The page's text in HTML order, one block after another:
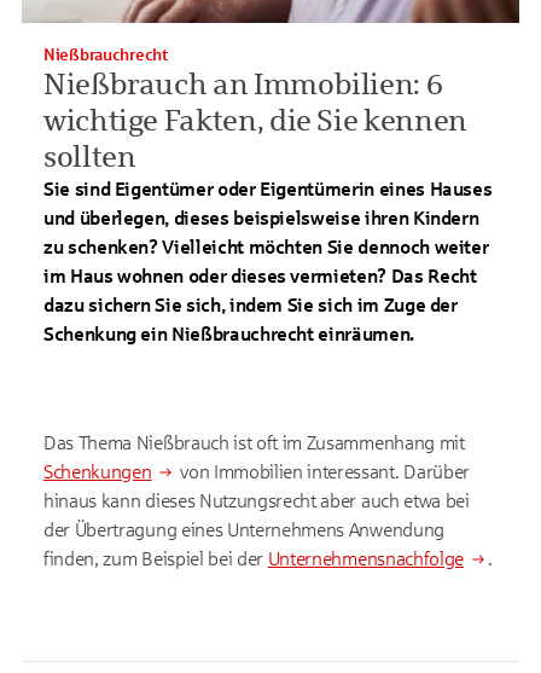
Nießbrauch an Immobilien: 6
wichtige Fakten, die Sie kennen
sollten
Nießbrauchrecht
Sie sind Eigentümer oder Eigentümerin eines Hauses
und überlegen, dieses beispielsweise ihren Kindern
zu schenken? Vielleicht möchten Sie dennoch weiter
im Haus wohnen oder dieses vermieten? Das Recht
dazu sichern Sie sich, indem Sie sich im Zuge der
Schenkung ein Nießbrauchrecht einräumen.
Das Thema Nießbrauch ist oft im Zusammenhang mit
Schenkungen
von Immobilien interessant. Darüber
hinaus kann dieses Nutzungsrecht aber auch etwa bei
der Übertragung eines Unternehmens Anwendung
finden, zum Beispiel bei der Unternehmensnachfolge .